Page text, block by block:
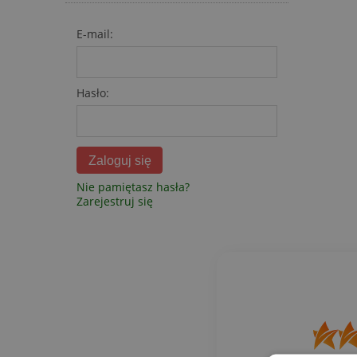
E-mail:
Hasło:
Zaloguj się
Nie pamiętasz hasła?
Zarejestruj się